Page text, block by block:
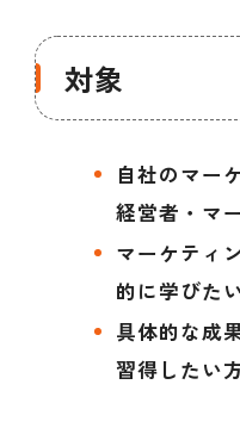
対象
自社のマー
経営者・マ
マーケティ
的に学びた
具体的な成
習得したい